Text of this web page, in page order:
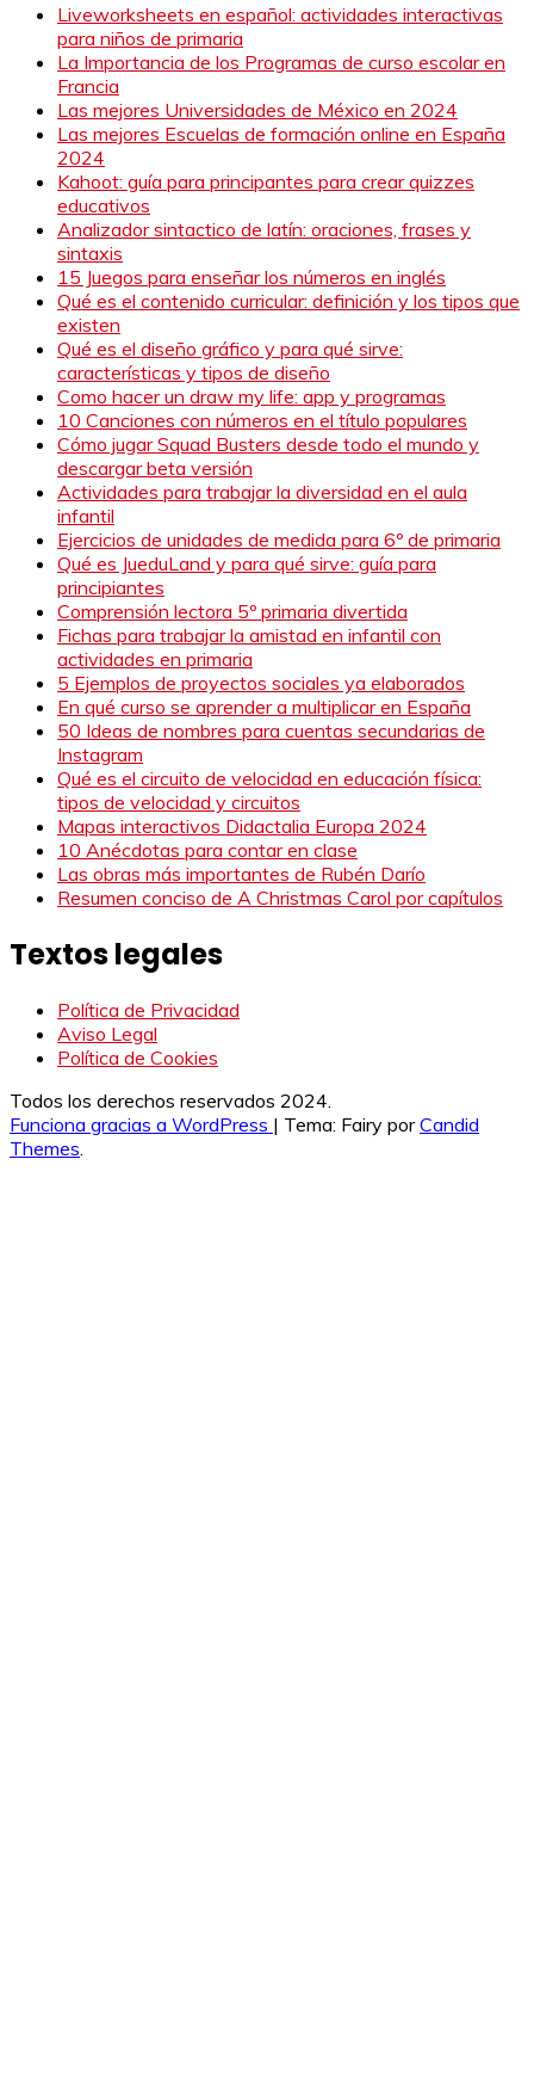
Liveworksheets en español: actividades interactivas
para niños de primaria
La Importancia de los Programas de curso escolar en
Francia
Las mejores Universidades de México en 2024
Las mejores Escuelas de formación online en España
2024
Kahoot: guía para principantes para crear quizzes
educativos
Analizador sintactico de latín: oraciones, frases y
sintaxis
15 Juegos para enseñar los números en inglés
Qué es el contenido curricular: definición y los tipos que
existen
Qué es el diseño gráfico y para qué sirve:
características y tipos de diseño
Como hacer un draw my life: app y programas
10 Canciones con números en el título populares
Cómo jugar Squad Busters desde todo el mundo y
descargar beta versión
Actividades para trabajar la diversidad en el aula
infantil
Ejercicios de unidades de medida para 6º de primaria
Qué es JueduLand y para qué sirve: guía para
principiantes
Comprensión lectora 5º primaria divertida
Fichas para trabajar la amistad en infantil con
actividades en primaria
5 Ejemplos de proyectos sociales ya elaborados
En qué curso se aprender a multiplicar en España
50 Ideas de nombres para cuentas secundarias de
Instagram
Qué es el circuito de velocidad en educación física:
tipos de velocidad y circuitos
Mapas interactivos Didactalia Europa 2024
10 Anécdotas para contar en clase
Las obras más importantes de Rubén Darío
Resumen conciso de A Christmas Carol por capítulos
Textos legales
Política de Privacidad
Aviso Legal
Política de Cookies
Todos los derechos reservados 2024.
Funciona gracias a WordPress | Tema: Fairy porCandid
Themes.